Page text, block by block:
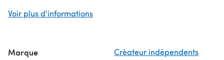
cleanser if you like to have something simple to knit
looking at the stitches on your needle. If ‘reading’ your
Voir plus d'informations
Marque Crèateur indèpendents